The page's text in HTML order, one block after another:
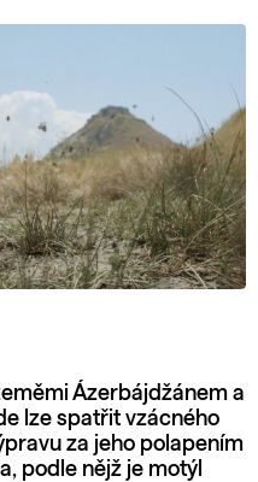
Ázerbájdžánem a
lze spatřit vzácného
za jeho polapením
podle nějž je motýl